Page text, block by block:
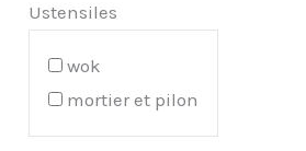
Ustensiles
wok
mortier et pilon